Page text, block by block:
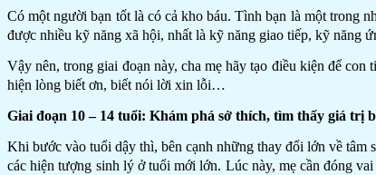
Có một người bạn tốt là có cả kho báu. Tình bạn là một trong
được nhiều kỹ năng xã hội, nhất là kỹ năng giao tiếp, kỹ năng
Vậy nên, trong giai đoạn này, cha mẹ hãy tạo điều kiện để
hiện lòng biết ơn, biết nói lời xin lỗi…
Giai đoạn 10 – 14 tuổi: Khám phá sở thích, tìm thấy giá trị
Khi bước vào tuổi dậy thì, bên cạnh những thay đổi lớn về tâm
các hiện tượng sinh lý ở tuổi mới lớn. Lúc này, mẹ cần đóng